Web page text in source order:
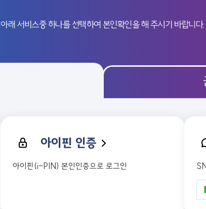
아래 서비스중 하나를 선택하여 본인확인을 해 주시기 바랍니다.
아이핀 인증
아이핀(i-PIN) 본인인증으로 로그인